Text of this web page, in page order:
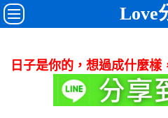
Love
日子是你的，想過成什麼樣